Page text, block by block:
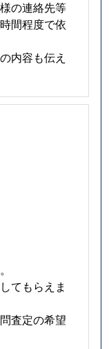
の連絡先等
間程度で依
内容も伝え
てもらえま
査定の希望